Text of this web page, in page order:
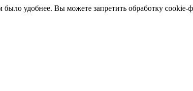
удобнее. Вы можете запретить обработку cookie-